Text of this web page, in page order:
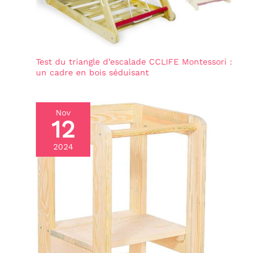
Test du triangle d’escalade CCLIFE Montessori :
un cadre en bois séduisant
Nov
12
2024